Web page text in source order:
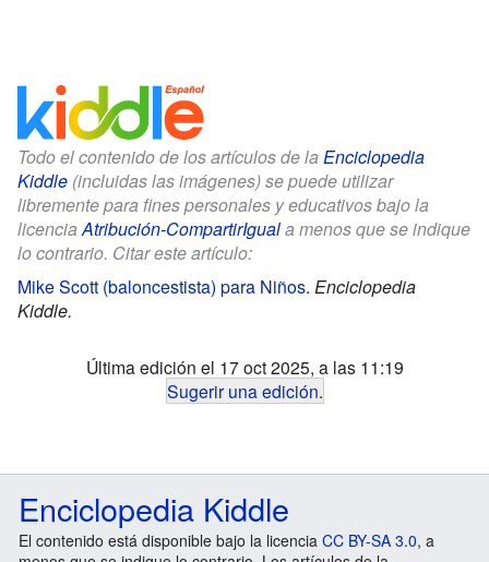
Todo el contenido de los artículos de la Enciclopedia
Kiddle (incluidas las imágenes) se puede utilizar
libremente para fines personales y educativos bajo la
licenciaAtribución-CompartirIguala menos que se indique
lo contrario. Citar este artículo:
Mike Scott (baloncestista) para Niños. Enciclopedia
Kiddle.
Última edición el 17 oct 2025, a las 11:19
Sugerir una edición.
Enciclopedia Kiddle
El contenido está disponible bajo la licencia CC BY-SA 3.0, a